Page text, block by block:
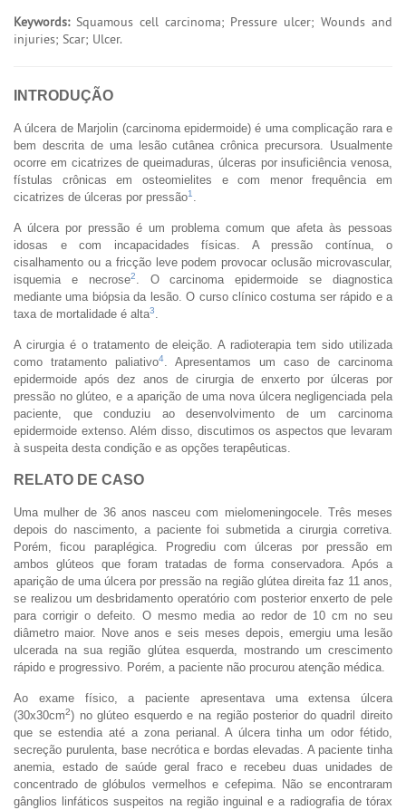
Keywords:Squamous cell carcinoma; Pressure ulcer; Wounds and
injuries; Scar; Ulcer.
INTRODUÇÃO
A úlcera de Marjolin (carcinoma epidermoide) é uma complicação rara e
bem descrita de uma lesão cutânea crônica precursora. Usualmente
ocorre em cicatrizes de queimaduras, úlceras por insuficiência venosa,
fístulas crônicas em osteomielites e com menor frequência em
cicatrizes de úlceras por pressão1
A úlcera por pressão é um problema comum que afeta às pessoas
idosas e com incapacidades físicas. A pressão contínua, o
cisalhamento ou a fricção leve podem provocar oclusão microvascular,
isquemia e necrose2
. O carcinoma epidermoide se diagnostica
mediante uma biópsia da lesão. O curso clínico costuma ser rápido e a
taxa de mortalidade é alta3
A cirurgia é o tratamento de eleição. A radioterapia tem sido utilizada
como tratamento paliativo4
. Apresentamos um caso de carcinoma
epidermoide após dez anos de cirurgia de enxerto por úlceras por
pressão no glúteo, e a aparição de uma nova úlcera negligenciada pela
paciente, que conduziu ao desenvolvimento de um carcinoma
epidermoide extenso. Além disso, discutimos os aspectos que levaram
à suspeita desta condição e as opções terapêuticas.
RELATO DE CASO
Uma mulher de 36 anos nasceu com mielomeningocele. Três meses
depois do nascimento, a paciente foi submetida a cirurgia corretiva.
Porém, ficou paraplégica. Progrediu com úlceras por pressão em
ambos glúteos que foram tratadas de forma conservadora. Após a
aparição de uma úlcera por pressão na região glútea direita faz 11 anos,
se realizou um desbridamento operatório com posterior enxerto de pele
para corrigir o defeito. O mesmo media ao redor de 10 cm no seu
diâmetro maior. Nove anos e seis meses depois, emergiu uma lesão
ulcerada na sua região glútea esquerda, mostrando um crescimento
rápido e progressivo. Porém, a paciente não procurou atenção médica.
Ao exame físico, a paciente apresentava uma extensa úlcera
(30x30cm2) no glúteo esquerdo e na região posterior do quadril direito
que se estendia até a zona perianal. A úlcera tinha um odor fétido,
secreção purulenta, base necrótica e bordas elevadas. A paciente tinha
anemia, estado de saúde geral fraco e recebeu duas unidades de
concentrado de glóbulos vermelhos e cefepima. Não se encontraram
gânglios linfáticos suspeitos na região inguinal e a radiografia de tórax